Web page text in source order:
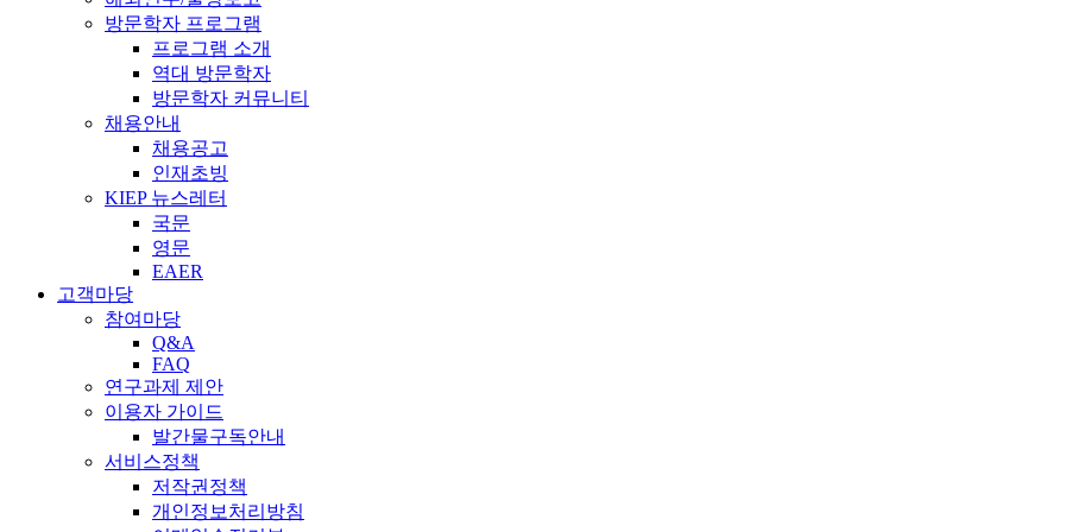
방문학자 프로그램
프로그램 소개
역대 방문학자
방문학자 커뮤니티
채용안내
채용공고
인재초빙
KIEP 뉴스레터
국문
영문
EAER
고객마당
참여마당
Q&A
FAQ
연구과제 제안
이용자 가이드
발간물구독안내
서비스정책
저작권정책
개인정보처리방침